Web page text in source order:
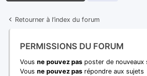
Retourner à l’index du forum
PERMISSIONS DU FORUM
Vous ne pouvez pas poster de nouveaux
Vous ne pouvez pas répondre aux sujets